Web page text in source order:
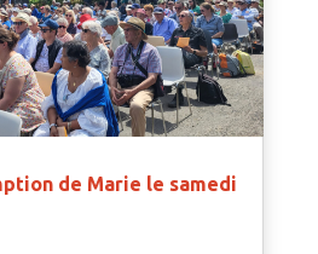
de Marie le samedi